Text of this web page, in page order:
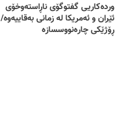
وردەکاریی گفتوگۆی ناڕاستەوخۆی
ئێران و ئەمریکا لە زمانی بەقاییەوە/
ڕۆژێکی چارەنووسسازە